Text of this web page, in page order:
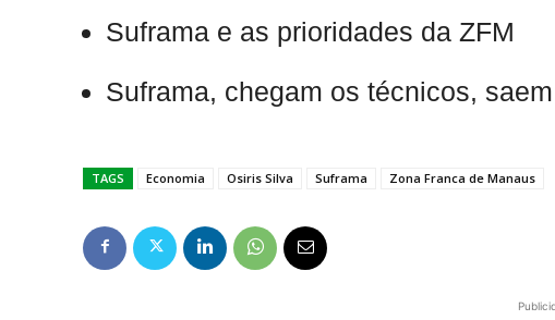
Suframa e as prioridades da ZFM
Suframa, chegam os técnicos,
TAGS Economia Osiris Silva Suframa Zona Franca de Manaus